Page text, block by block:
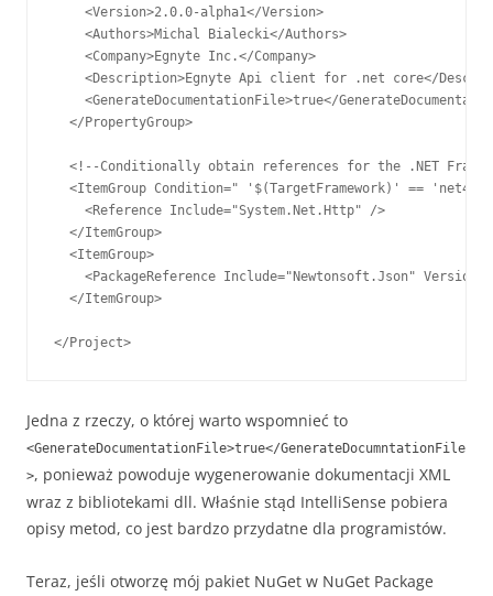
    <Version>2.0.0-alpha1</Version>
    <Authors>Michal Bialecki</Authors>
    <Company>Egnyte Inc.</Company>
<Description>Egnyte Api client for .net core</
<GenerateDocumentationFile>true</
  </PropertyGroup>
<!--Conditionally obtain references for the .NET
<ItemGroup Condition=" '$(TargetFramework)' ==
    <Reference Include="System.Net.Http" />
  </ItemGroup>
  <ItemGroup>
<PackageReference Include="Newtonsoft.Json"
  </ItemGroup>
Jedna z rzeczy, o której warto wspomnieć to
<GenerateDocumentationFile>true</GenerateDocumntationFile
>, ponieważ powoduje wygenerowanie dokumentacji XML
wraz z bibliotekami dll. Właśnie stąd IntelliSense pobiera
opisy metod, co jest bardzo przydatne dla programistów.
Teraz, jeśli otworzę mój pakiet NuGet w NuGet Package